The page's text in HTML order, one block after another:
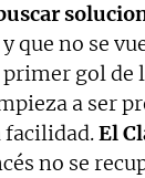
que no se
gol de
a ser
facilidad.El
no se